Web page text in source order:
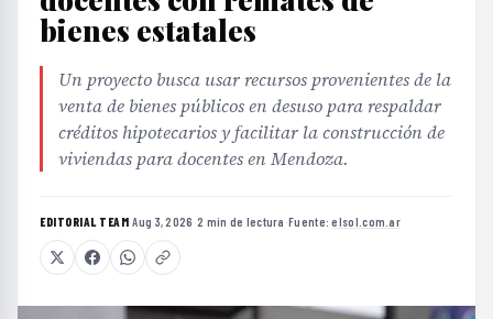
bienes estatales
Un proyecto busca usar recursos provenientes de la
venta de bienes públicos en desuso para respaldar
créditos hipotecarios y facilitar la construcción de
viviendas para docentes en Mendoza.
EDITORIAL TEAM·Aug 3, 2026 ·2 min de lectura ·Fuente:elsol.com.ar